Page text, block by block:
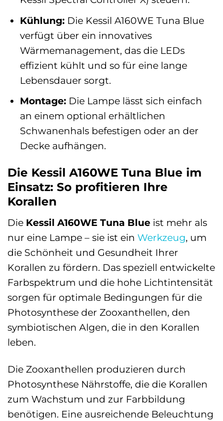
Kühlung:Die Kessil A160WE Tuna Blue
verfügt über ein innovatives
Wärmemanagement, das die LEDs
effizient kühlt und so für eine lange
Lebensdauer sorgt.
Montage:Die Lampe lässt sich einfach
an einem optional erhältlichen
Schwanenhals befestigen oder an der
Decke aufhängen.
Die Kessil A160WE Tuna Blue im
Einsatz: So profitieren Ihre
Korallen
Die Kessil A160WE Tuna Blue ist mehr als
nur eine Lampe – sie ist ein Werkzeug, um
die Schönheit und Gesundheit Ihrer
Korallen zu fördern. Das speziell entwickelte
Farbspektrum und die hohe Lichtintensität
sorgen für optimale Bedingungen für die
Photosynthese der Zooxanthellen, den
symbiotischen Algen, die in den Korallen
leben.
Die Zooxanthellen produzieren durch
Photosynthese Nährstoffe, die die Korallen
zum Wachstum und zur Farbbildung
benötigen. Eine ausreichende Beleuchtung